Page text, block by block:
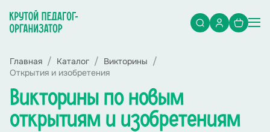
Главная Каталог
Викторины
Открытия и изобретения
Викторины по новым
открытиям и изобретениям